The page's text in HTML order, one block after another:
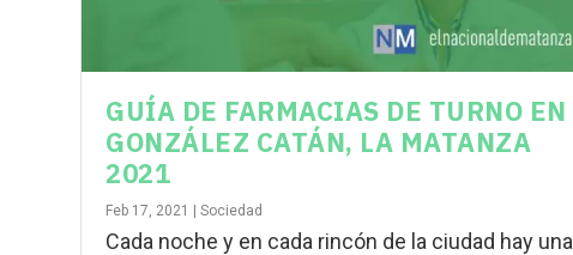
GUÍA DE FARMACIAS DE TURNO EN
GONZÁLEZ CATÁN, LA MATANZA
2021
Feb 17, 2021 |Sociedad
Cada noche y en cada rincón de la ciudad hay una